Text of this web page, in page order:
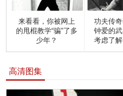
来看看，你被网上
的甩棍教学“骗”了多
少年？
功夫传
钟爱的武
考虑了
高清图集